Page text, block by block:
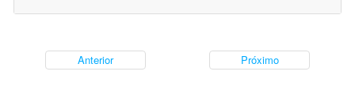
Anterior Próximo